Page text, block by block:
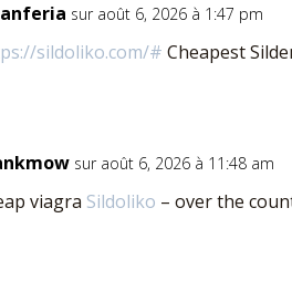
sur août 6, 2026 à 1:47 pm
sildoliko.com/# Cheapest
sur août 6, 2026 à 11:48 am
viagra Sildoliko – over the